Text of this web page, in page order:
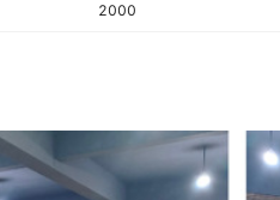
2000